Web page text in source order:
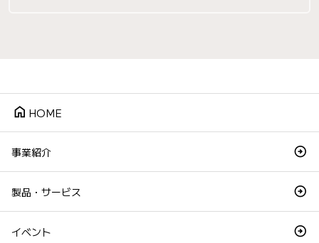
home HOME
事業紹介
製品・サービス
イベント